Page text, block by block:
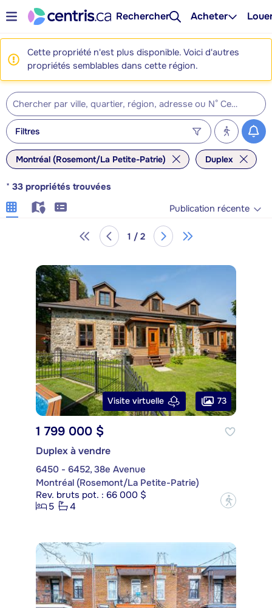
Rechercher Acheter
Cette propriété n'est plus disponible. Voici d'autres
propriétés semblables dans cette région.
Filtres
Montréal (Rosemont/La Petite-Patrie) Duplex
* 33 propriétés trouvées
Publication récente
1 / 2
Visite virtuelle 73
1 799 000 $
Duplex à vendre
6450 - 6452, 38e Avenue
Montréal (Rosemont/La Petite-Patrie)
Rev. bruts pot. : 66 000 $
5
4 ?